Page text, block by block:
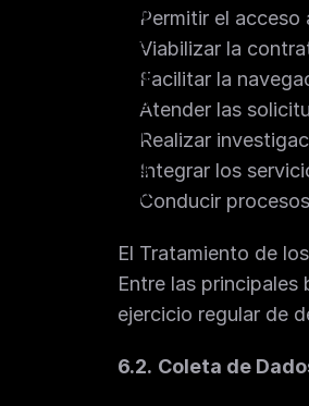
Permitir el acceso
Viabilizar la
Facilitar la
Atender las
Realizar
Integrar los
Conducir
El Tratamiento de
Entre las
ejercicio regular de
6.2. Coleta de